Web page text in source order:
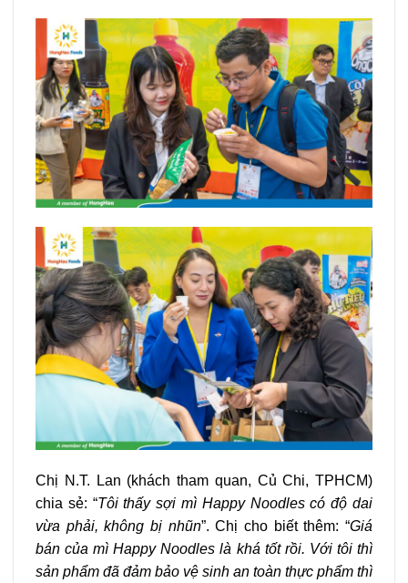
Chị N.T. Lan (khách tham quan, Củ Chi, TPHCM)
chia sẻ: “Tôi thấysợi mì Happy Noodles có độ dai
vừa phải, không bị nhũn”. Chị cho biết thêm: “Giá
bán của mì Happy Noodles là khá tốt rồi. Với tôi thì
sản phẩm đã đảm bảo vệ sinh an toàn thực phẩm thì